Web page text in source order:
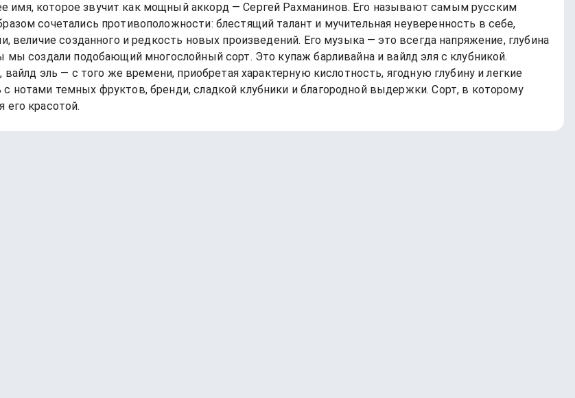
которое звучит как мощный аккорд — Сергей Рахманинов. Его называют самым русским
сочетались противоположности: блестящий талант и мучительная неуверенность в себе,
величие созданного и редкость новых произведений. Его музыка — это всегда напряжение, глубина
создали подобающий многослойный сорт. Это купаж барливайна и вайлд эля с клубникой.
эль — с того же времени, приобретая характерную кислотность, ягодную глубину и легкие
нотами темных фруктов, бренди, сладкой клубники и благородной выдержки. Сорт, в которому
его красотой.